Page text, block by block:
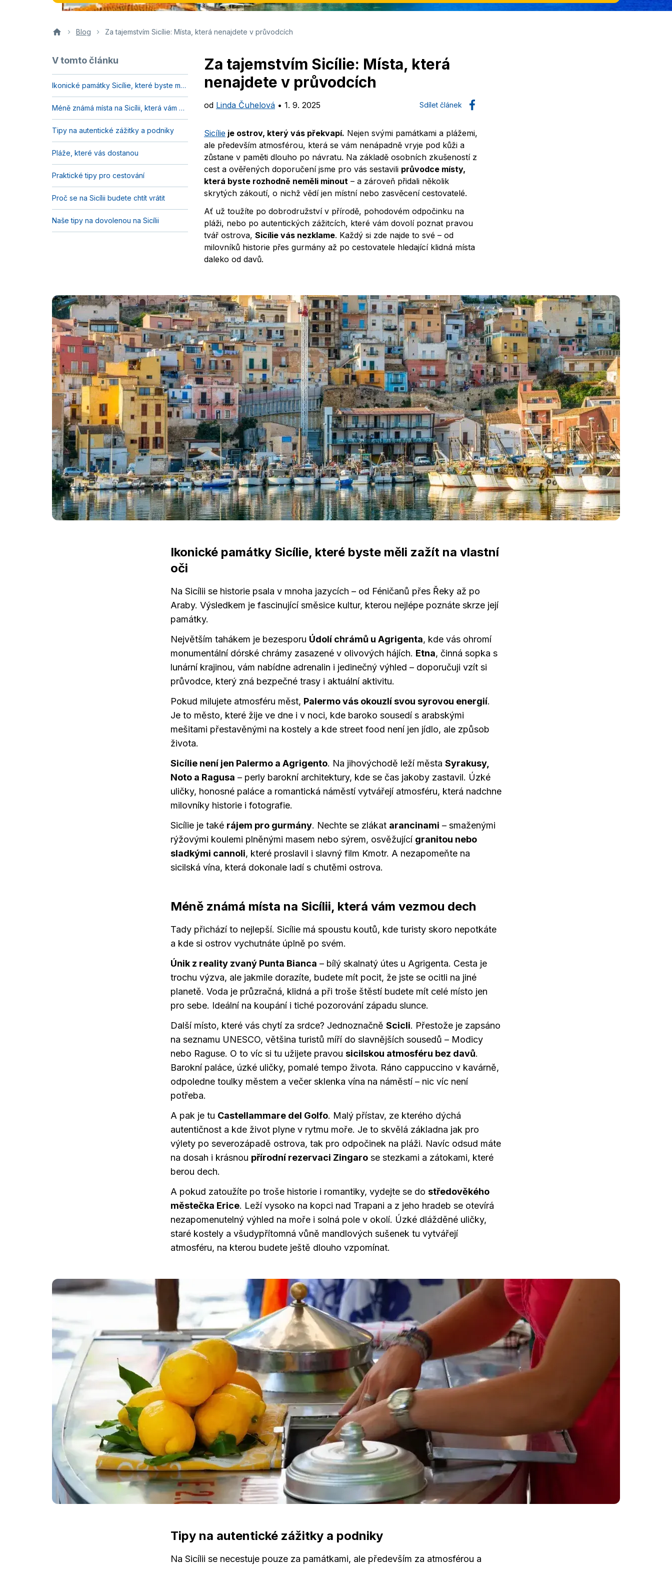
Blog Za tajemstvím Sicílie: Místa, která nenajdete v průvodcích
Za tajemstvím Sicílie: Místa, která
nenajdete v průvodcích
od Linda Čuhelová • 1. 9. 2025 Sdílet článek
Sicílie je ostrov, který vás překvapí. Nejen svými památkami a plážemi,
ale především atmosférou, která se vám nenápadně vryje pod kůži a
zůstane v paměti dlouho po návratu. Na základě osobních zkušeností z
cest a ověřených doporučení jsme pro vás sestavili průvodce místy,
která byste rozhodně neměli minout – a zároveň přidali několik
skrytých zákoutí, o nichž vědí jen místní nebo zasvěcení cestovatelé.
Ať už toužíte po dobrodružství v přírodě, pohodovém odpočinku na
pláži, nebo po autentických zážitcích, které vám dovolí poznat pravou
tvář ostrova, Sicílie vás nezklame. Každý si zde najde to své – od
milovníků historie přes gurmány až po cestovatele hledající klidná místa
daleko od davů.
V tomto článku
Ikonické památky Sicílie, které byste měli zažít na vlastní oči
Méně známá místa na Sicílii, která vám vezmou dech
Tipy na autentické zážitky a podniky
Pláže, které vás dostanou
Praktické tipy pro cestování
Proč se na Sicílii budete chtít vrátit
Naše tipy na dovolenou na Sicílii
Ikonické památky Sicílie, které byste měli zažít na vlastní
oči
Na Sicílii se historie psala v mnoha jazycích – od Féničanů přes Řeky až po
Araby. Výsledkem je fascinující směsice kultur, kterou nejlépe poznáte skrze její
památky.
Největším tahákem je bezesporu Údolí chrámů u Agrigenta, kde vás ohromí
monumentální dórské chrámy zasazené v olivových hájích. Etna, činná sopka s
lunární krajinou, vám nabídne adrenalin i jedinečný výhled – doporučuji vzít si
průvodce, který zná bezpečné trasy i aktuální aktivitu.
Pokud milujete atmosféru měst, Palermo vás okouzlí svou syrovou energií.
Je to město, které žije ve dne i v noci, kde baroko sousedí s arabskými
mešitami přestavěnými na kostely a kde street food není jen jídlo, ale způsob
života.
Sicílie není jen Palermo a Agrigento. Na jihovýchodě leží města Syrakusy,
Noto a Ragusa – perly barokní architektury, kde se čas jakoby zastavil. Úzké
uličky, honosné paláce a romantická náměstí vytvářejí atmosféru, která nadchne
milovníky historie i fotografie.
Sicílie je také rájem pro gurmány. Nechte se zlákat arancinami – smaženými
rýžovými koulemi plněnými masem nebo sýrem, osvěžující granitou nebo
sladkými cannoli, které proslavil i slavný film Kmotr. A nezapomeňte na
sicilská vína, která dokonale ladí s chutěmi ostrova.
Méně známá místa na Sicílii, která vám vezmou dech
Tady přichází to nejlepší. Sicílie má spoustu koutů, kde turisty skoro nepotkáte
a kde si ostrov vychutnáte úplně po svém.
Únik z reality zvaný Punta Bianca – bílý skalnatý útes u Agrigenta. Cesta je
trochu výzva, ale jakmile dorazíte, budete mít pocit, že jste se ocitli na jiné
planetě. Voda je průzračná, klidná a při troše štěstí budete mít celé místo jen
pro sebe. Ideální na koupání i tiché pozorování západu slunce.
Další místo, které vás chytí za srdce? Jednoznačně Scicli. Přestože je zapsáno
na seznamu UNESCO, většina turistů míří do slavnějších sousedů – Modicy
nebo Raguse. O to víc si tu užijete pravou sicilskou atmosféru bez davů.
Barokní paláce, úzké uličky, pomalé tempo života. Ráno cappuccino v kavárně,
odpoledne toulky městem a večer sklenka vína na náměstí – nic víc není
potřeba.
A pak je tu Castellammare del Golfo. Malý přístav, ze kterého dýchá
autentičnost a kde život plyne v rytmu moře. Je to skvělá základna jak pro
výlety po severozápadě ostrova, tak pro odpočinek na pláži. Navíc odsud máte
na dosah i krásnou přírodní rezervaci Zingarose stezkami a zátokami, které
berou dech.
A pokud zatoužíte po troše historie i romantiky, vydejte se do středověkého
městečka Erice. Leží vysoko na kopci nad Trapani a z jeho hradeb se otevírá
nezapomenutelný výhled na moře i solná pole v okolí. Úzké dlážděné uličky,
staré kostely a všudypřítomná vůně mandlových sušenek tu vytvářejí
atmosféru, na kterou budete ještě dlouho vzpomínat.
Tipy na autentické zážitky a podniky
Na Sicílii se necestuje pouze za památkami, ale především za atmosférou a